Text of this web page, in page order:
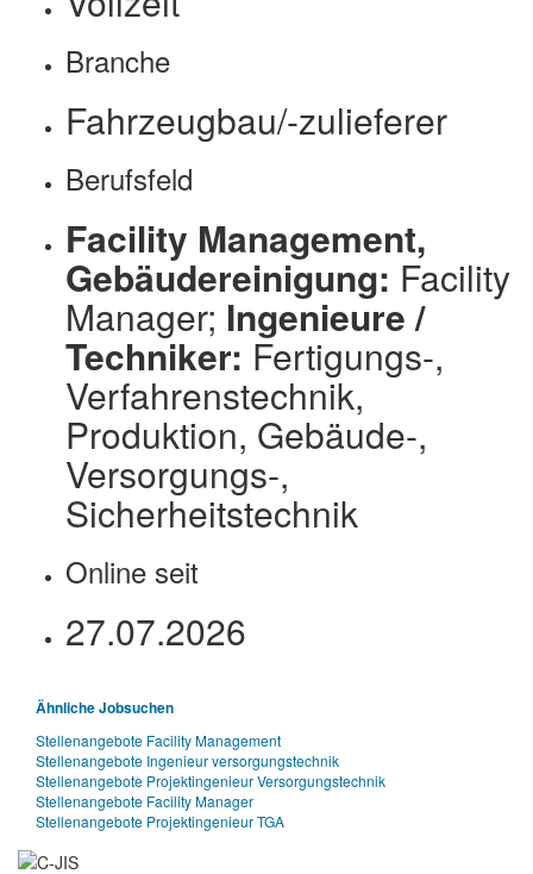
Branche
Fahrzeugbau/-zulieferer
Berufsfeld
Facility Management,
Gebäudereinigung: Facility
Manager; Ingenieure /
Techniker: Fertigungs-,
Verfahrenstechnik,
Produktion, Gebäude-,
Versorgungs-,
Sicherheitstechnik
Online seit
27.07.2026
Ähnliche Jobsuchen
Stellenangebote Facility Management
Stellenangebote Ingenieur versorgungstechnik
Stellenangebote Projektingenieur Versorgungstechnik
Stellenangebote Facility Manager
Stellenangebote Projektingenieur TGA